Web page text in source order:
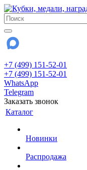
+7 (499) 151-52-01
+7 (499) 151-52-01
WhatsApp
Telegram
Заказать звонок
Каталог
Новинки
Распродажа